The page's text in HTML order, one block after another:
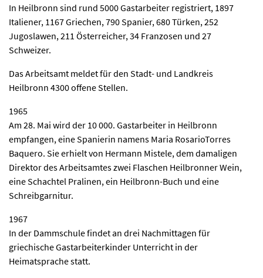
In Heilbronn sind rund 5000 Gastarbeiter registriert, 1897
Italiener, 1167 Griechen, 790 Spanier, 680 Türken, 252
Jugoslawen, 211 Österreicher, 34 Franzosen und 27
Schweizer.
Das Arbeitsamt meldet für den Stadt- und Landkreis
Heilbronn 4300 offene Stellen.
1965
Am 28. Mai wird der 10 000. Gastarbeiter in Heilbronn
empfangen, eine Spanierin namens Maria RosarioTorres
Baquero. Sie erhielt von Hermann Mistele, dem damaligen
Direktor des Arbeitsamtes zwei Flaschen Heilbronner Wein,
eine Schachtel Pralinen, ein Heilbronn-Buch und eine
Schreibgarnitur.
1967
In der Dammschule findet an drei Nachmittagen für
griechische Gastarbeiterkinder Unterricht in der
Heimatsprache statt.